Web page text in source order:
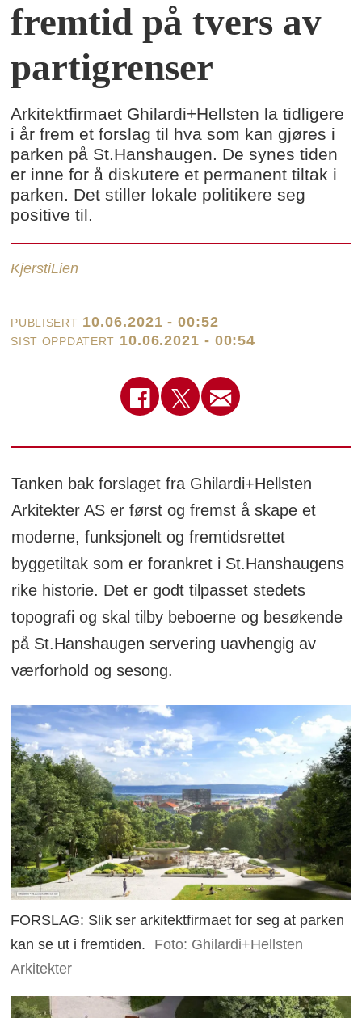
fremtid på tvers av
partigrenser
Arkitektfirmaet Ghilardi+Hellsten la tidligere
i år frem et forslag til hva som kan gjøres i
parken på St.Hanshaugen. De synes tiden
er inne for å diskutere et permanent tiltak i
parken. Det stiller lokale politikere seg
positive til.
KjerstiLien
PUBLISERT 10.06.2021 - 00:52
SIST OPPDATERT 10.06.2021 - 00:54
Tanken bak forslaget fra Ghilardi+Hellsten
Arkitekter AS er først og fremst å skape et
moderne, funksjonelt og fremtidsrettet
byggetiltak som er forankret i St.Hanshaugens
rike historie. Det er godt tilpasset stedets
topografi og skal tilby beboerne og besøkende
på St.Hanshaugen servering uavhengig av
værforhold og sesong.
FORSLAG: Slik ser arkitektfirmaet for seg at parken
kan se ut i fremtiden.
Foto: Ghilardi+Hellsten
Arkitekter